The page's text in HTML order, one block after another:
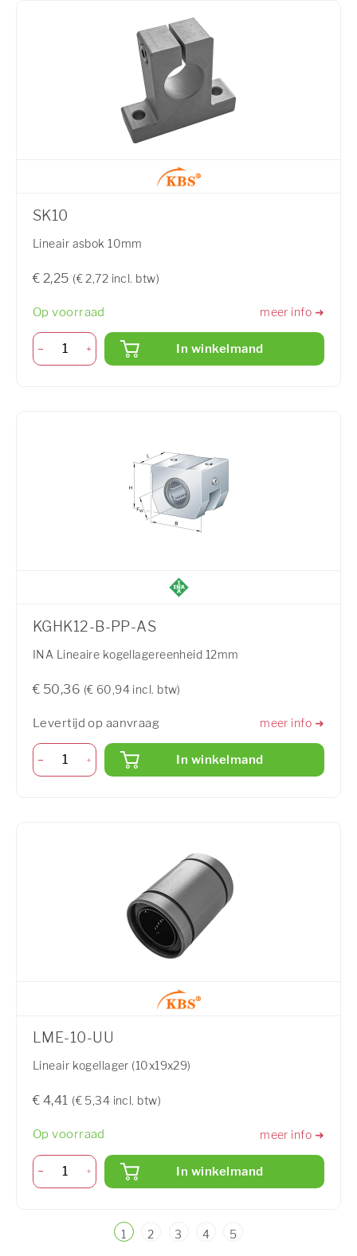
SK10
Lineair asbok 10mm
€ 2,25 (€ 2,72 incl. btw)
Op voorraad meer info ➜
In winkelmand
KGHK12-B-PP-AS
INA Lineaire kogellagereenheid 12mm
€ 50,36 (€ 60,94 incl. btw)
Levertijd op aanvraag meer info ➜
In winkelmand
LME-10-UU
Lineair kogellager (10x19x29)
€ 4,41 (€ 5,34 incl. btw)
Op voorraad meer info ➜
In winkelmand
1 2 3 4 5